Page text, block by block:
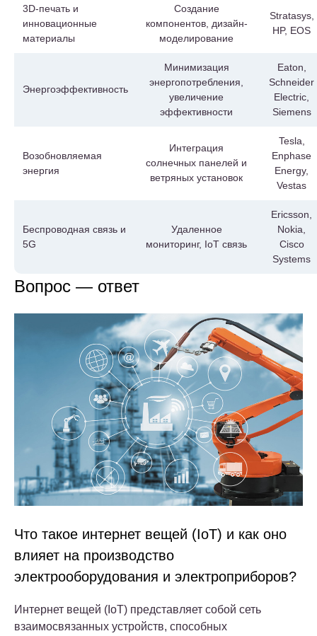
3D-печать и
инновационные
материалы
Создание
компонентов, дизайн-
моделирование
Stratasys,
HP, EOS
Энергоэффективность
Минимизация
энергопотребления,
увеличение
эффективности
Eaton,
Schneider
Electric,
Siemens
Возобновляемая
энергия
Интеграция
солнечных панелей и
ветряных установок
Tesla,
Enphase
Energy,
Vestas
Беспроводная связь и
5G
Удаленное
мониторинг, IoT связь
Ericsson,
Nokia,
Cisco
Systems
Вопрос — ответ
Что такое интернет вещей (IoT) и как оно
влияет на производство
электрооборудования и электроприборов?
Интернет вещей (IoT) представляет собой сеть
взаимосвязанных устройств, способных